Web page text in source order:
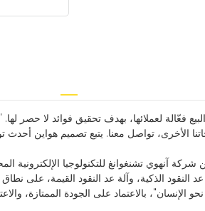
فعّالة لعملائها، بهدف تحقيق فوائد لا حصر
الأخرى، تواصل معنا. يتبع تصميم هواين
شركة آنهوي تشنغوانغ للتكنولوجيا
النقود الذكية، وآلة عد النقود القيمة، على
الإنسان"، بالاعتماد على الجودة الممتازة،